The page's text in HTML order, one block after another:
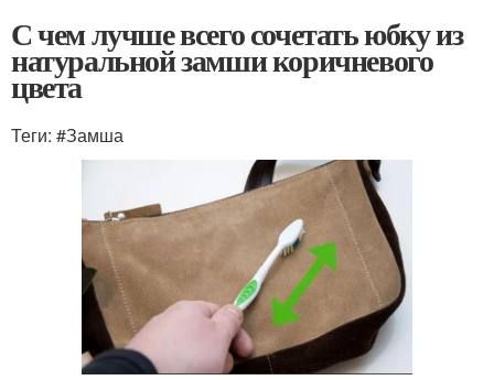
С чем лучше всего сочетать юбку из
натуральной замши коричневого
цвета
Теги: #Замша